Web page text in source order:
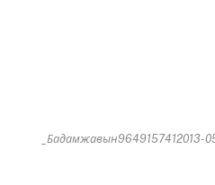
_Бадамжавын9649157412013-